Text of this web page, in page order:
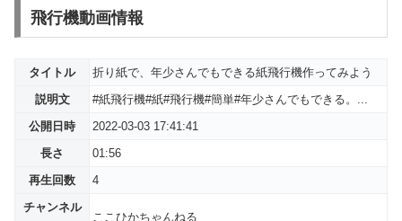
飛行機動画情報
タイトル
折り紙で、年少さんでもできる紙飛行機作ってみよう
説明文
#紙飛行機#紙#飛行機#簡単#年少さんでもできる。...
公開日時
2022-03-03 17:41:41
長さ
01:56
再生回数
4
チャンネル
ここひかちゃんねる